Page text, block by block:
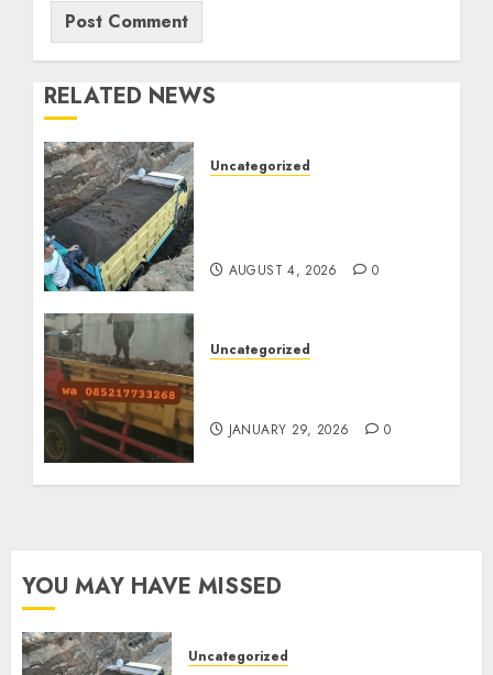
RELATED NEWS
Uncategorized
AUGUST 4, 2026 0
Uncategorized
JANUARY 29, 2026 0
YOU MAY HAVE MISSED
Uncategorized